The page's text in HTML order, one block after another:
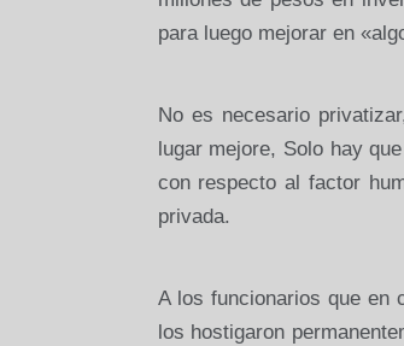
para luego mejorar en
No es necesario
lugar mejore, Solo hay
con respecto al factor
privada.
A los funcionarios que en
los hostigaron